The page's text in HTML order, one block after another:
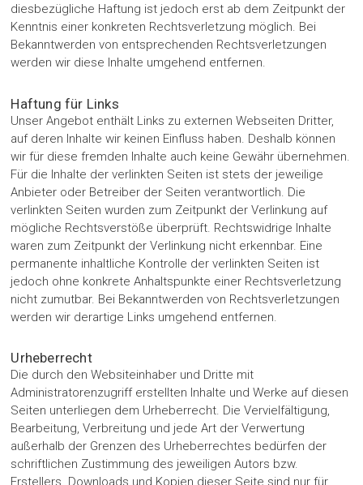
diesbezügliche Haftung ist jedoch erst ab dem Zeitpunkt der
Kenntnis einer konkreten Rechtsverletzung möglich. Bei
Bekanntwerden von entsprechenden Rechtsverletzungen
werden wir diese Inhalte umgehend entfernen.
Haftung für Links
Unser Angebot enthält Links zu externen Webseiten Dritter,
auf deren Inhalte wir keinen Einfluss haben. Deshalb können
wir für diese fremden Inhalte auch keine Gewähr übernehmen.
Für die Inhalte der verlinkten Seiten ist stets der jeweilige
Anbieter oder Betreiber der Seiten verantwortlich. Die
verlinkten Seiten wurden zum Zeitpunkt der Verlinkung auf
mögliche Rechtsverstöße überprüft. Rechtswidrige Inhalte
waren zum Zeitpunkt der Verlinkung nicht erkennbar. Eine
permanente inhaltliche Kontrolle der verlinkten Seiten ist
jedoch ohne konkrete Anhaltspunkte einer Rechtsverletzung
nicht zumutbar. Bei Bekanntwerden von Rechtsverletzungen
werden wir derartige Links umgehend entfernen.
Urheberrecht
Die durch den Websiteinhaber und Dritte mit
Administratorenzugriff erstellten Inhalte und Werke auf diesen
Seiten unterliegen dem Urheberrecht. Die Vervielfältigung,
Bearbeitung, Verbreitung und jede Art der Verwertung
außerhalb der Grenzen des Urheberrechtes bedürfen der
schriftlichen Zustimmung des jeweiligen Autors bzw.
Erstellers. Downloads und Kopien dieser Seite sind nur für